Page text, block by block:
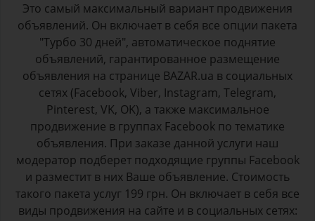
Это самый максимальный вариант продвижения
объявлений. Он включает в себя все опции пакета
"Турбо 30 дней", автоматическое поднятие
объявлений, гарантированное размещение
объявления на странице BAZAR.ua в социальных
сетях (Facebook, Viber, Instagram, Telegram,
Pinterest, VK, OK), а также максимальное
продвижение в группах Facebook по тематике
объявления. При заказе данной услуги наш
модератор подберет подходящие группы Facebook
и разместит в них Ваше объявление. Стоимость
такого пакета услуг 199 грн. Он включает в себя все
виды продвижения на сайте и в социальных сетях: